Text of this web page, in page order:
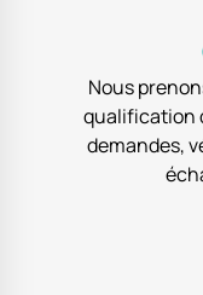
Nous
qualification
demandes,